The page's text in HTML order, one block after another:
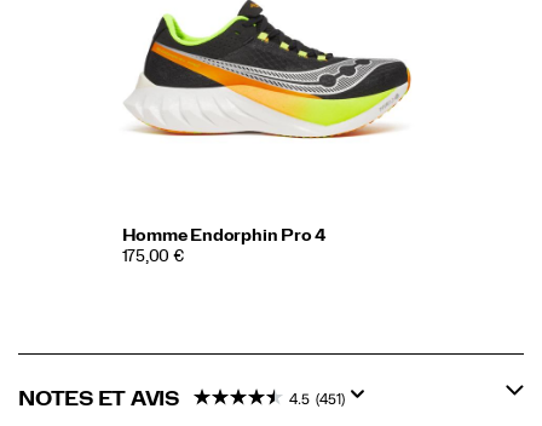
Homme Endorphin Pro 4
175,00 €
NOTES ET AVIS 4.5 (451)